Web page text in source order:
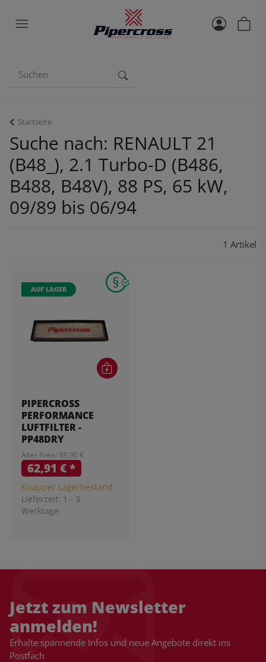
Startseite
Suche nach: RENAULT 21
(B48_), 2.1 Turbo-D (B486,
B488, B48V), 88 PS, 65 kW,
09/89 bis 06/94
1 Artikel
AUF LAGER
PIPERCROSS
PERFORMANCE
LUFTFILTER -
PP48DRY
Alter Preis: 69,90 €
62,91 €*
Knapper Lagerbestand
Lieferzeit: 1 - 3
Werktage
Jetzt zum Newsletter
anmelden!
Erhalte spannende Infos und neue Angebote direkt ins
Postfach